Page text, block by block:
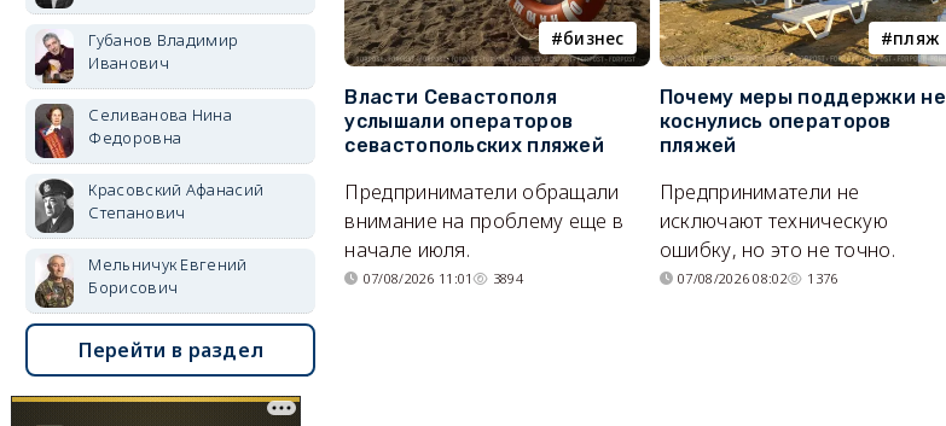
бизнес
Власти Севастополя
услышали операторов
севастопольских пляжей
Предприниматели обращали
внимание на проблему еще в
начале июля.
07/08/2026 11:01 3894
пляж
Почему меры поддержки не
коснулись операторов
пляжей
Предприниматели не
исключают техническую
ошибку, но это не точно.
07/08/2026 08:02 1376
Губанов Владимир
Иванович
Селиванова Нина
Федоровна
Красовский Афанасий
Степанович
Мельничук Евгений
Борисович
Перейти в раздел